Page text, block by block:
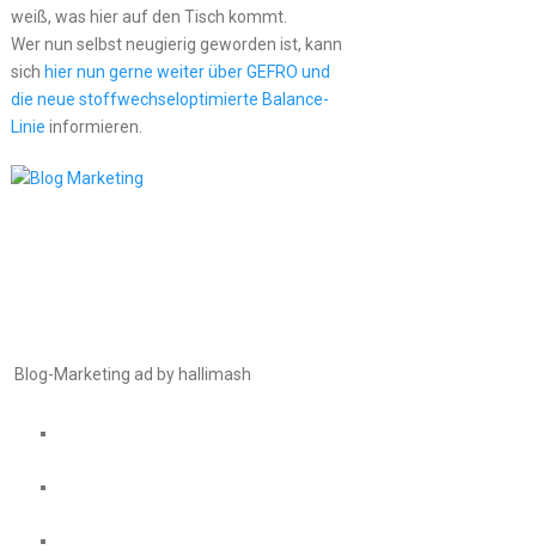
weiß, was hier auf den Tisch kommt.
Wer nun selbst neugierig geworden ist, kann
sich hier nun gerne weiter über GEFRO und
die neue stoffwechseloptimierte Balance-
Linie informieren.
Blog-Marketing ad by hallimash